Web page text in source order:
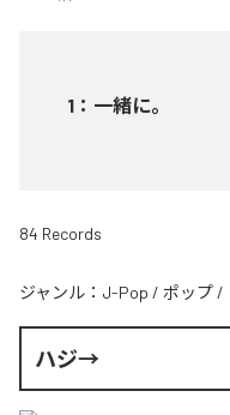
1 ： 一緒に。
84 Records
ジャンル： J-Pop / ポップ /
ハジ→